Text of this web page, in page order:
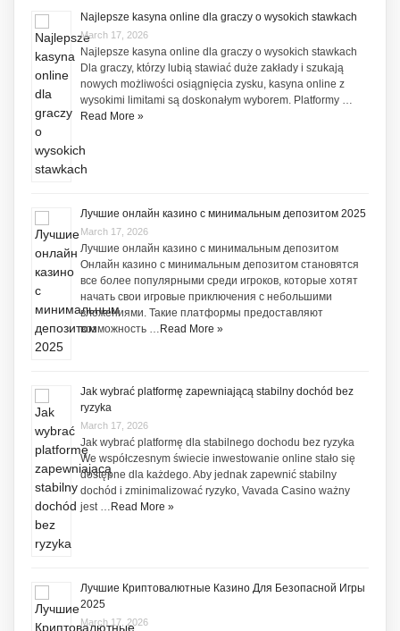
Najlepsze kasyna online dla graczy o wysokich stawkach
March 17, 2026
Najlepsze kasyna online dla graczy o wysokich stawkach
Dla graczy, którzy lubią stawiać duże zakłady i szukają
nowych możliwości osiągnięcia zysku, kasyna online z
wysokimi limitami są doskonałym wyborem. Platformy …
Read More »
Лучшие онлайн казино с минимальным депозитом 2025
March 17, 2026
Лучшие онлайн казино с минимальным депозитом
Онлайн казино с минимальным депозитом становятся
все более популярными среди игроков, которые хотят
начать свои игровые приключения с небольшими
вложениями. Такие платформы предоставляют
возможность … Read More »
Jak wybrać platformę zapewniającą stabilny dochód bez
ryzyka
March 17, 2026
Jak wybrać platformę dla stabilnego dochodu bez ryzyka
We współczesnym świecie inwestowanie online stało się
dostępne dla każdego. Aby jednak zapewnić stabilny
dochód i zminimalizować ryzyko, Vavada Casino ważny
jest … Read More »
Лучшие Криптовалютные Казино Для Безопасной Игры
2025
March 17, 2026